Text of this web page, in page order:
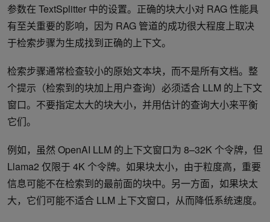
参数在 TextSplitter 中的设置。正确的块大小对 RAG 性能具
有至关重要的影响，因为 RAG 管道的成功很大程度上取决
于检索步骤为生成找到正确的上下文。
检索步骤通常检查较小的原始文本块，而不是所有文档。整
个提示（检索到的块加上用户查询）必须适合 LLM 的上下文
窗口。不要指定太大的块大小，并用估计的查询大小来平衡
它们。
例如，虽然 OpenAI LLM 的上下文窗口为 8–32K 个令牌，但
Llama2 仅限于 4K 个令牌。如果块太小，由于粒度高，重要
信息可能不在检索到的最前面的块中。另一方面，如果块太
大，它们可能不适合 LLM 上下文窗口，从而降低系统速度。